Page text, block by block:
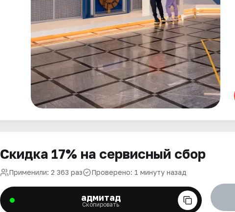
Скидка 17% на сервисный сбор
Применили: 2 363 раз Проверено: 1 минуту назад
адмитад
Скопировать